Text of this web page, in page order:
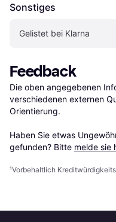
Sonstiges
Gelistet bei Klarna
Feedback
Die oben angegebenen
verschiedenen externen
Orientierung.
Haben Sie etwas
gefunden? Bitte melde sie
¹Vorbehaltlich